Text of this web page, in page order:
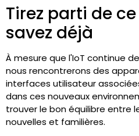
Tirez parti de
savez déjà
À mesure que l'IoT continue
nous rencontrerons des
interfaces utilisateur
dans ces nouveaux
trouver le bon équilibre entre
nouvelles et familières.